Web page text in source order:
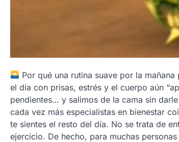
Por qué una rutina suave por la
el día con prisas, estrés y el cuerpo aún
pendientes… y salimos de la cama sin
cada vez más especialistas en bienestar
te sientes el resto del día. No se trata de
ejercicio. De hecho, para muchas